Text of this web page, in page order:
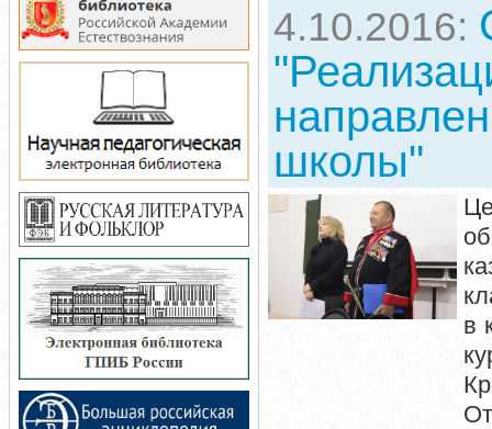
4.10.2016:
школы"
в